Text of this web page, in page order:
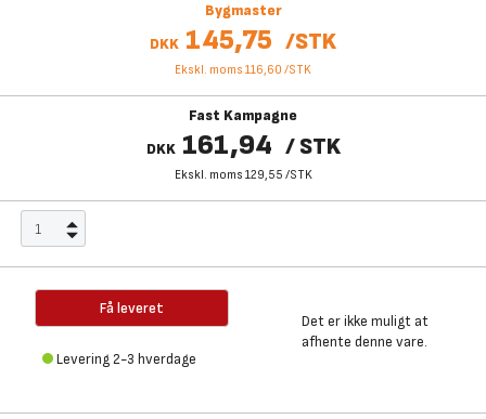
Bygmaster
DKK 145,75 /STK
Ekskl. moms 116,60 /STK
Fast Kampagne
DKK 161,94 / STK
Ekskl. moms 129,55 /STK
Få leveret
Levering 2-3 hverdage
Det er ikke muligt at
afhente denne vare.